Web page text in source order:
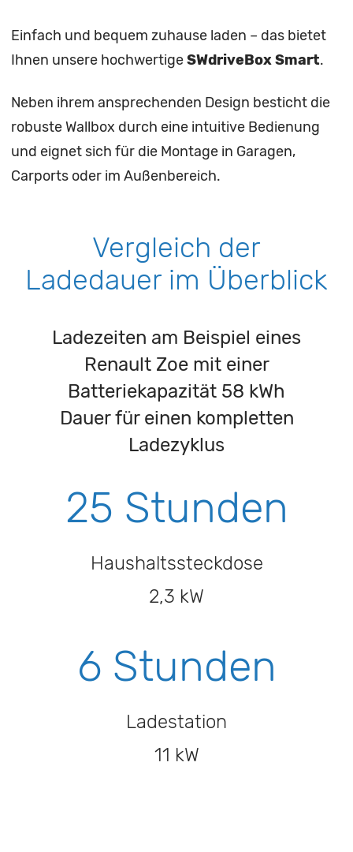
Einfach und bequem zuhause laden – das bietet
Ihnen unsere hochwertigeSWdriveBox Smart.
Neben ihrem ansprechenden Design besticht die
robuste Wallbox durch eine intuitive Bedienung
und eignet sich für die Montage in Garagen,
Carports oder im Außenbereich.
Vergleich der
Ladedauer im Überblick
Ladezeiten am Beispiel eines
Renault Zoe mit einer
Batteriekapazität 58 kWh
Dauer für einen kompletten
Ladezyklus
25 Stunden
Haushaltssteckdose
2,3 kW
6 Stunden
Ladestation
11 kW